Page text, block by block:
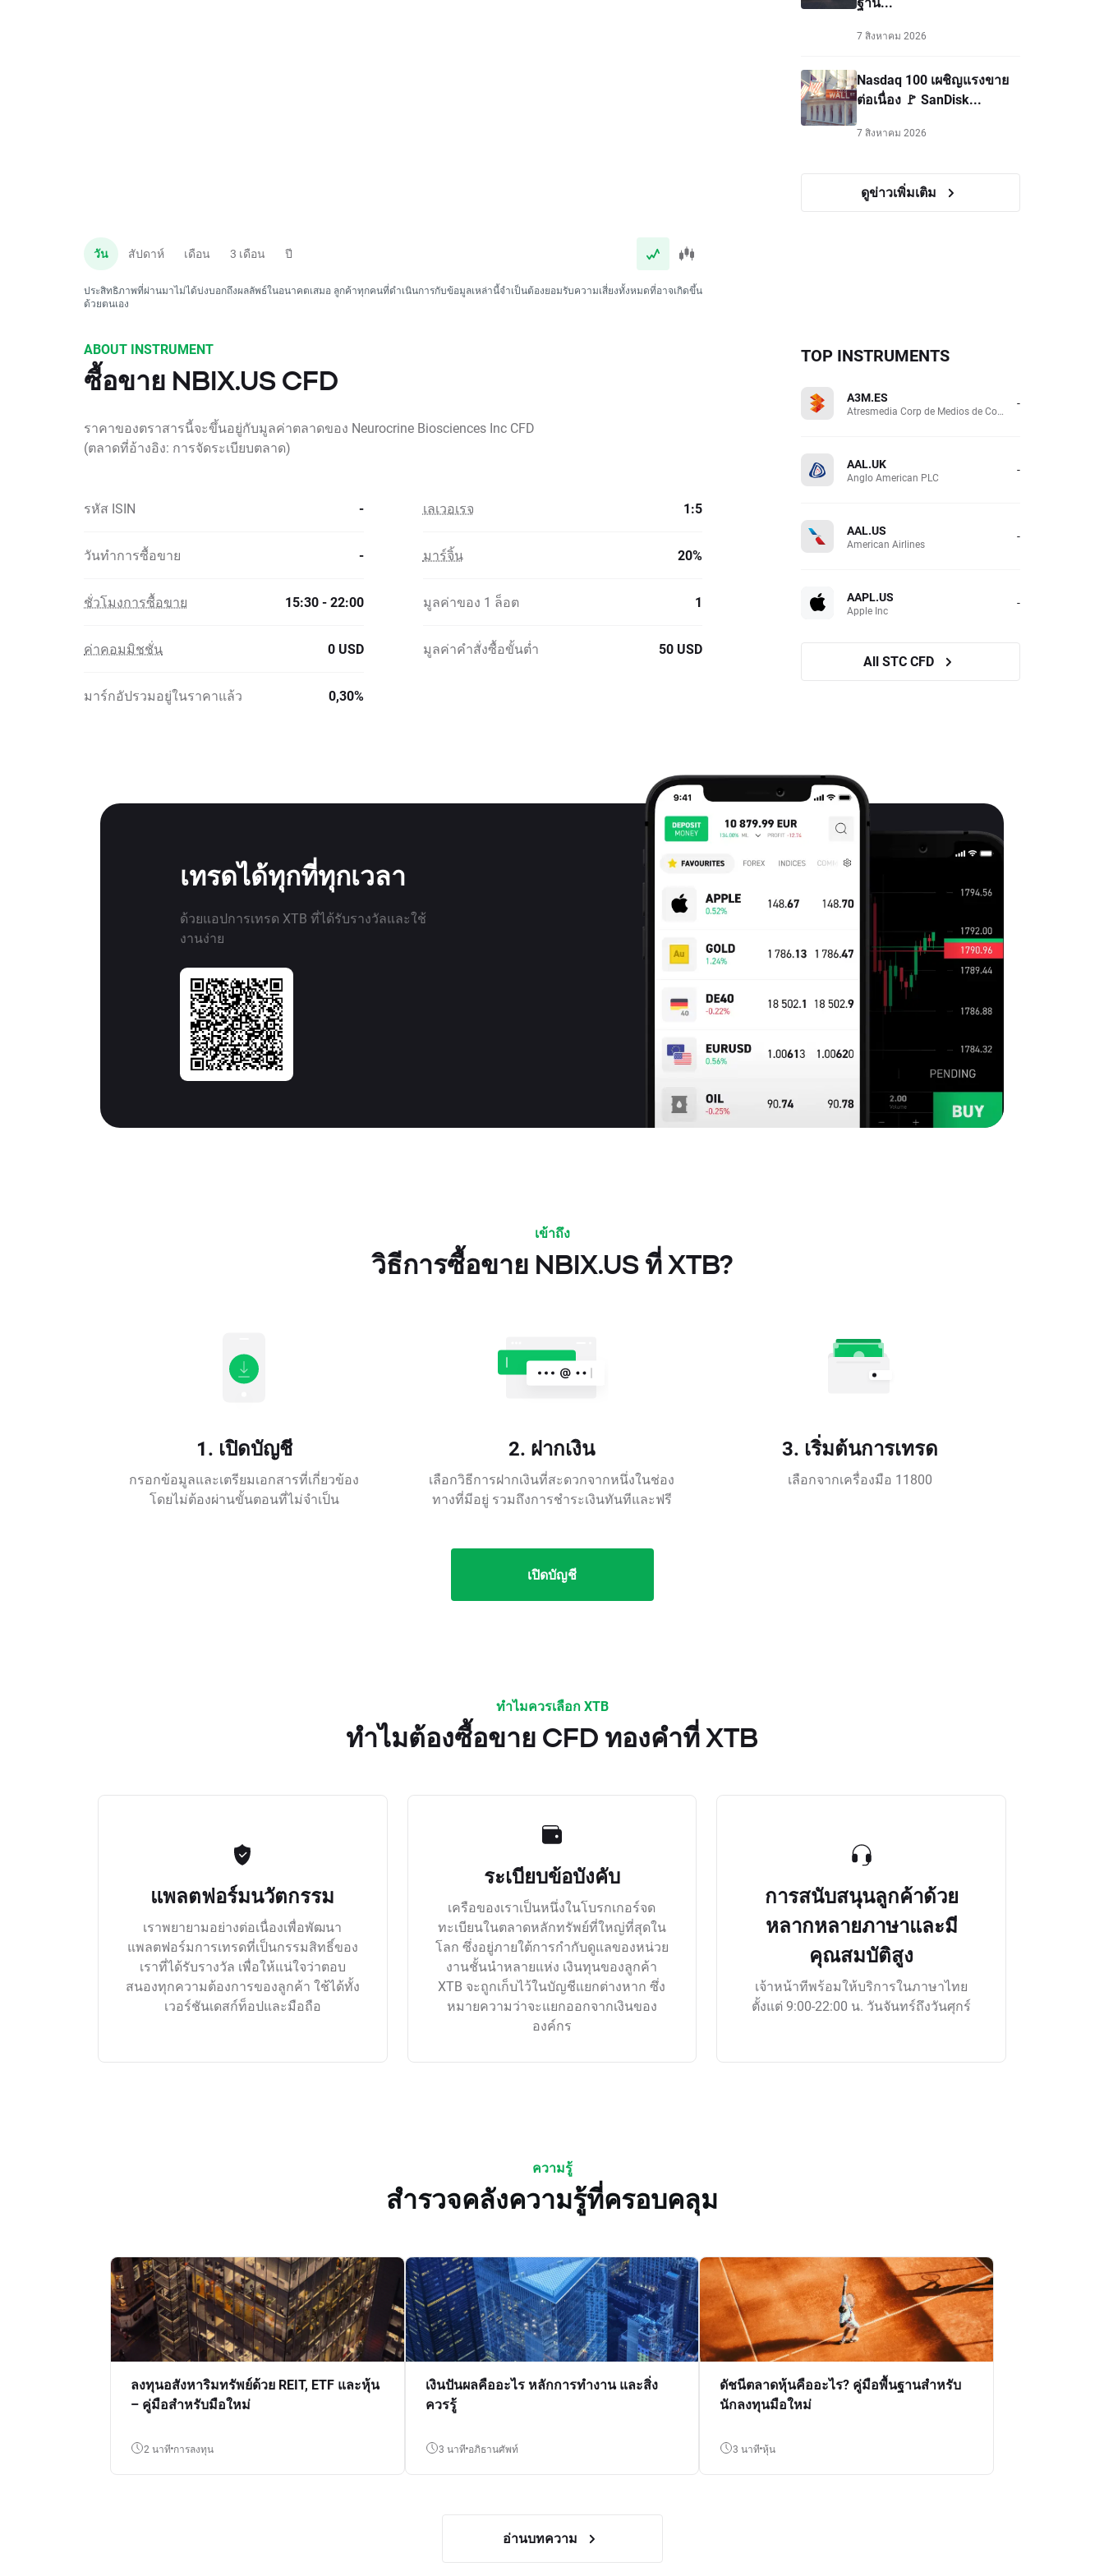
วัน สัปดาห์ เดือน 3 เดือน ปี
ประสิทธิภาพที่ผ่านมาไม่ได้บ่งบอกถึงผลลัพธ์ในอนาคตเสมอ ลูกค้าทุกคนที่ดำเนินการกับข้อมูลเหล่านี้จำเป็นต้องยอมรับความเสี่ยงทั้งหมดที่อาจเกิดขึ้น
ด้วยตนเอง
7 สิงหาคม 2026
Nasdaq 100 เผชิญแรงขาย
ต่อเนื่อง 🚩 SanDisk...
7 สิงหาคม 2026
ดูข่าวเพิ่มเติม
ABOUT INSTRUMENT
ซื้อขาย NBIX.US CFD
ราคาของตราสารนี้จะขึ้นอยู่กับมูลค่าตลาดของ Neurocrine Biosciences Inc CFD
(ตลาดที่อ้างอิง: การจัดระเบียบตลาด)
รหัส ISIN - เลเวอเรจ 1:5
วันทำการซื้อขาย - มาร์จิ้น 20%
ชั่วโมงการซื้อขาย 15:30 - 22:00 มูลค่าของ 1 ล็อต 1
ค่าคอมมิชชั่น 0 USD มูลค่าคำสั่งซื้อขั้นต่ำ 50 USD
มาร์กอัปรวมอยู่ในราคาแล้ว 0,30%
TOP INSTRUMENTS
A3M.ES
Atresmedia Corp de Medios de Comunicacion SA -
AAL.UK
Anglo American PLC -
AAL.US
American Airlines -
AAPL.US
Apple Inc -
All STC CFD
เทรดได้ทุกที่ทุกเวลา
ด้วยแอปการเทรด XTB ที่ได้รับรางวัลและใช้
งานง่าย
เข้าถึง
วิธีการซื้อขาย NBIX.US ที่ XTB?
1. เปิดบัญชี
กรอกข้อมูลและเตรียมเอกสารที่เกี่ยวข้อง
โดยไม่ต้องผ่านขั้นตอนที่ไม่จำเป็น
2. ฝากเงิน
เลือกวิธีการฝากเงินที่สะดวกจากหนึ่งในช่อง
ทางที่มีอยู่ รวมถึงการชำระเงินทันทีและฟรี
3. เริ่มต้นการเทรด
เลือกจากเครื่องมือ 11800
เปิดบัญชี
ทำไมควรเลือก XTB
ทำไมต้องซื้อขาย CFD ทองคำที่ XTB
แพลตฟอร์มนวัตกรรม
เราพยายามอย่างต่อเนื่องเพื่อพัฒนา
แพลตฟอร์มการเทรดที่เป็นกรรมสิทธิ์ของ
เราที่ได้รับรางวัล เพื่อให้แน่ใจว่าตอบ
สนองทุกความต้องการของลูกค้า ใช้ได้ทั้ง
เวอร์ชันเดสก์ท็อปและมือถือ
ระเบียบข้อบังคับ
เครือของเราเป็นหนึ่งในโบรกเกอร์จด
ทะเบียนในตลาดหลักทรัพย์ที่ใหญ่ที่สุดใน
โลก ซึ่งอยู่ภายใต้การกำกับดูแลของหน่วย
งานชั้นนำหลายแห่ง เงินทุนของลูกค้า
XTB จะถูกเก็บไว้ในบัญชีแยกต่างหาก ซึ่ง
หมายความว่าจะแยกออกจากเงินของ
องค์กร
การสนับสนุนลูกค้าด้วย
หลากหลายภาษาและมี
คุณสมบัติสูง
เจ้าหน้าทีพร้อมให้บริการในภาษาไทย
ตั้งแต่ 9:00-22:00 น. วันจันทร์ถึงวันศุกร์
ความรู้
สำรวจคลังความรู้ที่ครอบคลุม
ลงทุนอสังหาริมทรัพย์ด้วย REIT, ETF และหุ้น
– คู่มือสำหรับมือใหม่
2 นาที การลงทุน
เงินปันผลคืออะไร หลักการทำงาน และสิ่ง
ควรรู้
3 นาที อภิธานศัพท์
ดัชนีตลาดหุ้นคืออะไร? คู่มือพื้นฐานสำหรับ
นักลงทุนมือใหม่
3 นาที หุ้น
อ่านบทความ